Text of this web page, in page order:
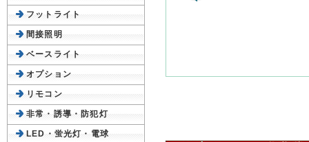
フットライト
間接照明
ベースライト
オプション
リモコン
非常・誘導・防犯灯
LED・蛍光灯・電球